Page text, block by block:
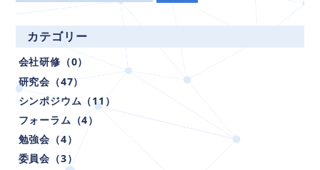
ト
ル
で
検
索
カテゴリー
会社研修（0）
研究会（47）
シンポジウム（11）
フォーラム（4）
勉強会（4）
委員会（3）